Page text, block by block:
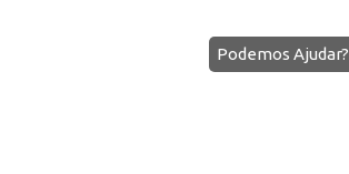
Podemos Ajudar?